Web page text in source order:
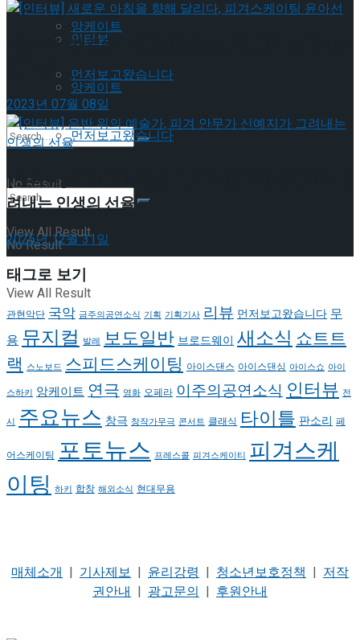
앙케이트
먼저보고왔습니다
No Result
View All Result
인터뷰
앙케이트
먼저보고왔습니다
No Result
View All Result
[인터뷰] 새로운 아침을 향해 달리다, 피겨스케이팅
2023년 07월 08일
[인터뷰] 은반 위의 예술가, 피겨 안무가 신예지가 그
려내는 인생의 선율
2025년 12월 31일
태그로 보기
관현악단 국악 금주의공연소식 기획 기획기사 리뷰 먼저보고왔습니다 무
용 뮤지컬 발레 보도일반 브로드웨이 새소식쇼트트
랙 스노보드 스피드스케이팅 아이스댄스 아이스댄싱 아이스쇼 아이
스하키 앙케이트 연극 영화 오페라 이주의공연소식 인터뷰 전
시 주요뉴스 창극 창작가무극 콘서트 클래식 타이틀 판소리 페
어스케이팅 포토뉴스 프레스콜 피겨스케이티 피겨스케
이팅 하키 합창 해외소식 현대무용
매체소개 | 기사제보 | 윤리강령 | 청소년보호정책 | 저작
권안내 | 광고문의 | 후원안내